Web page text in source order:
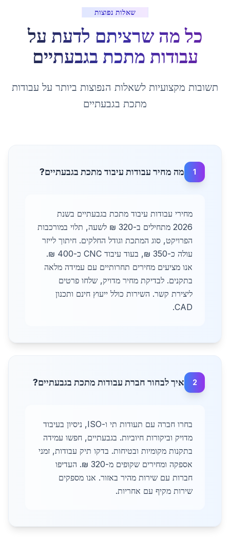
שאלות נפוצות
כל מה שרציתם לדעת על
עבודות מתכת בגבעתיים
תשובות מקצועיות לשאלות הנפוצות ביותר על עבודות
מתכת בגבעתיים
1 מה מחיר עבודות עיבוד מתכת בגבעתיים?
מחירי עבודות עיבוד מתכת בגבעתיים בשנת
2026 מתחילים ב-320 ₪ לשעה, תלוי במורכבות
הפרויקט, סוג המתכת וגודל החלקים. חיתוך לייזר
עולה כ-350 ₪, בעוד עיבוד CNC כ-400 ₪.
אנו מציעים מחירים תחרותיים עם עמידה מלאה
בתקנים. לבדיקת מחיר מדויק, שלחו פרטים
ליצירת קשר. השירות כולל ייעוץ חינם ותכנון
CAD.
2 איך לבחור חברת עבודות מתכת בגבעתיים?
בחרו חברה עם תעודות תי ו-ISO, ניסיון בעיבוד
מדויק וביקורות חיוביות. בגבעתיים, חפשו עמידה
בתקנות מקומיות ובטיחות. בדקו תיק עבודות, זמני
אספקה ומחירים שקופים מ-320 ₪. העדיפו
חברות עם שירות מהיר באזור. אנו מספקים
שירות מקיף עם אחריות.